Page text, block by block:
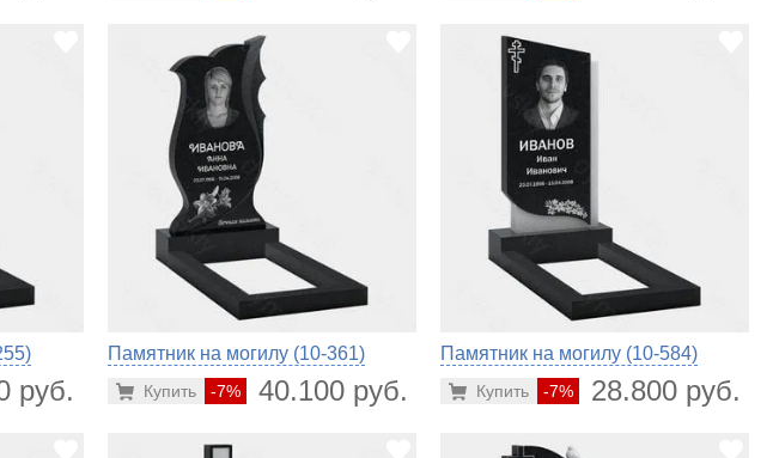
руб.
Памятник на могилу (10-361)
-7% 40.100 руб.
Купить
Памятник на могилу (10-584)
-7% 28.800 руб.
Купить